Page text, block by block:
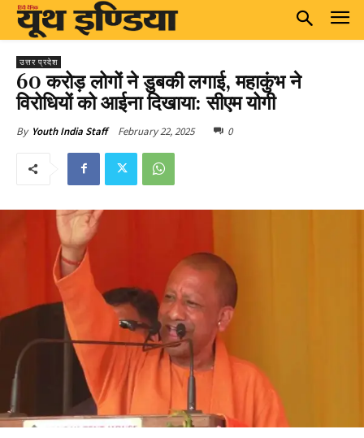
उत्तर प्रदेश
60 करोड़ लोगों ने डुबकी लगाई, महाकुंभ ने
विरोधियों को आईना दिखाया: सीएम योगी
By Youth India Staff February 22, 2025 0